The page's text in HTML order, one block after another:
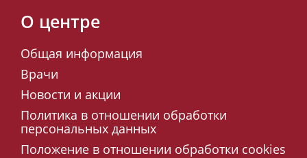
О центре
Общая информация
Врачи
Новости и акции
Политика в отношении обработки
персональных данных
Положение в отношении обработки cookies